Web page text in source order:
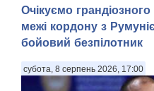
Очікуємо
межі кордону з
бойовий безпілотник
субота, 8 серпень 2026, 17:00